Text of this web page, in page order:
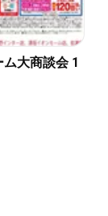
大商談会 1